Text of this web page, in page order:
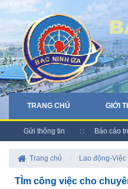
TRANG CHỦ GIỚI
Gửi thông tin Báo cáo
Trang chủ Lao động-Việc
TÌm công việc cho